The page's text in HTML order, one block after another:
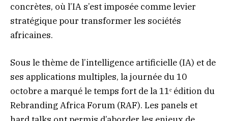
concrètes, où l’IA s’est imposée comme levier
stratégique pour transformer les sociétés
africaines.
Sous le thème de l’intelligence artificielle (IA) et de
ses applications multiples, la journée du 10
octobre a marqué le temps fort de la 11ᵉ édition du
Rebranding Africa Forum (RAF). Les panels et